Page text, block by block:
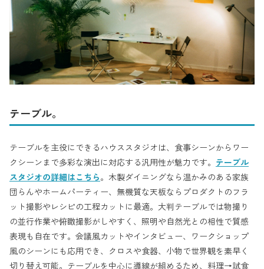
テーブル。
テーブルを主役にできるハウススタジオは、食事シーンからワー
クシーンまで多彩な演出に対応する汎用性が魅力です。 テーブル
スタジオの詳細はこちら。木製ダイニングなら温かみのある家族
団らんやホームパーティー、無機質な天板ならプロダクトのフラ
ット撮影やレシピの工程カットに最適。大判テーブルでは物撮り
の並行作業や俯瞰撮影がしやすく、照明や自然光との相性で質感
表現も自在です。会議風カットやインタビュー、ワークショップ
風のシーンにも応用でき、クロスや食器、小物で世界観を素早く
切り替え可能。テーブルを中心に導線が組めるため、料理→試食